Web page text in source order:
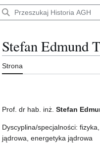
Stefan Edmund
Strona
Prof. dr hab. inż. Stefan
Dyscyplina/specjalności:
jądrowa, energetyka jądrowa